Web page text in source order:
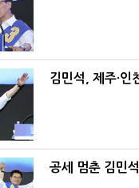
김민석, 제주·
공세 멈춘 김민